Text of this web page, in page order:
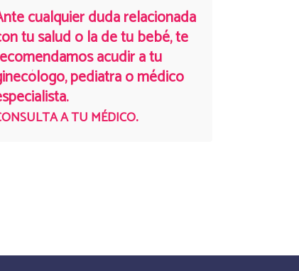
cualquier duda relacionada
tu salud o la de tu bebé, te
acudir a tu
pediatra o médico
A TU MÉDICO.